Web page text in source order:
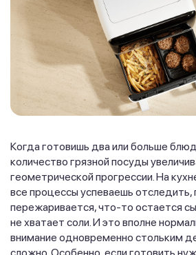
Когда готовишь два или больше
количество грязной посуды
геометрической прогрессии. На
все процессы успеваешь
пережаривается, что-то остается
не хватает соли. И это вполне
внимание одновременно стольким